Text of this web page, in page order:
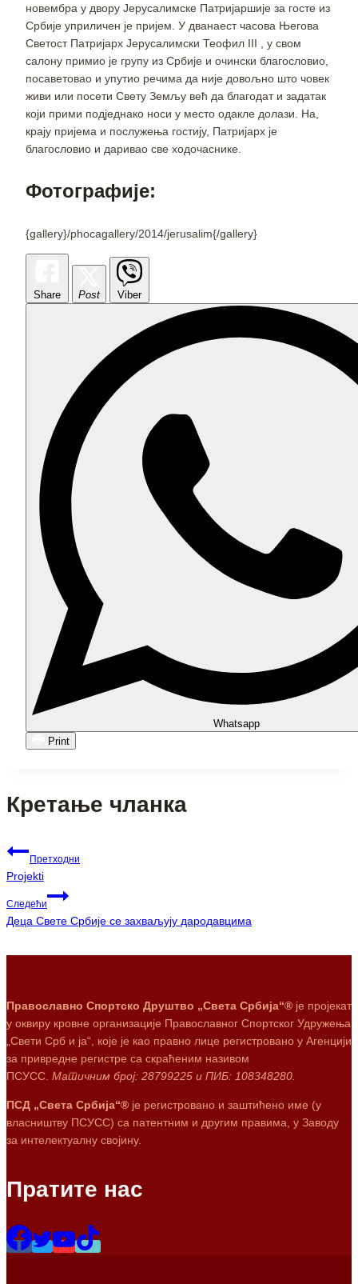
новембра у двору Јерусалимске Патријаршије за госте из
Србије уприличен је пријем. У дванаест часова Његова
Светост Патријарх Јерусалимски Теофил III , у свом
салону примио је групу из Србије и очински благословио,
посаветовао и упутио речима да није довољно што човек
живи или посети Свету Земљу већ да благодат и задатак
који прими подједнако носи у место одакле долази. На,
крају пријема и послужења гостију, Патријарх је
благословио и даривао све ходочаснике.
Фотографије:
{gallery}/phocagallery/2014/jerusalim{/gallery}
Share Post Viber
Whatsapp
Print
Кретање чланка
Претходни
Projekti
Следећи
Деца Свете Србије се захваљују дародавцима
Православно Спортско Друштво „Света Србија“® је пројекат
у оквиру кровне организације Православног Спортског Удружења
„Свети Срб и ја“, које је као правно лице регистровано у Агенцији
за привредне регистре са скраћеним називом
ПСУСС. Матичним број: 28799225 и ПИБ: 108348280.
ПСД „Света Србија“® је регистровано и заштићено име (у
власништву ПСУСС) са патентним и другим правима, у Заводу
за интелектуалну својину.
Пратите нас